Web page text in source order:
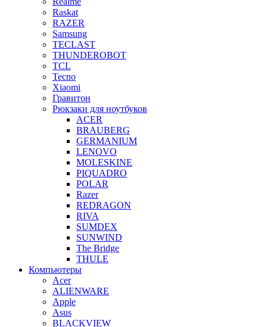
Raskat
RAZER
Samsung
TECLAST
THUNDEROBOT
TCL
Tecno
Xiaomi
Гравитон
Рюкзаки для ноутбуков
ACER
BRAUBERG
GERMANIUM
LENOVO
MOLESKINE
PIQUADRO
POLAR
Razer
REDRAGON
RIVA
SUMDEX
SUNWIND
The Bridge
THULE
Компьютеры
Acer
ALIENWARE
Apple
Asus
BLACKVIEW